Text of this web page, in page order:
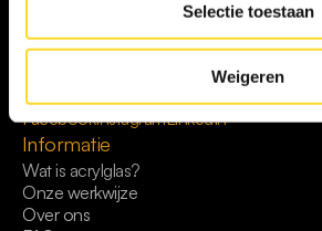
Selectie toestaan
Weigeren
Eye Gallery creëert unieke irisfoto’s
kunstwerken, volledig op maat en
Volg ons op
FacebookInstagramLinkedIn
Informatie
Wat is acrylglas?
Onze werkwijze
Over ons